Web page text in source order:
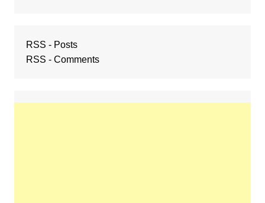
RSS - Posts
RSS - Comments